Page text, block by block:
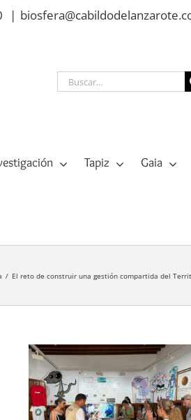
|
Buscar:
Tapiz Gaia
El reto de construir una gestión compartida del